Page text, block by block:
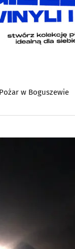
Pożar w Boguszewie